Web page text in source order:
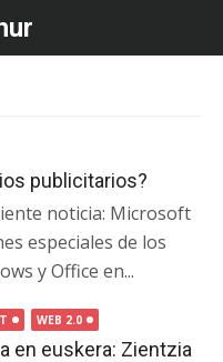
publicitarios?
noticia: Microsoft
especiales de los
y Office en...
WEB 2.0
en euskera: Zientzia